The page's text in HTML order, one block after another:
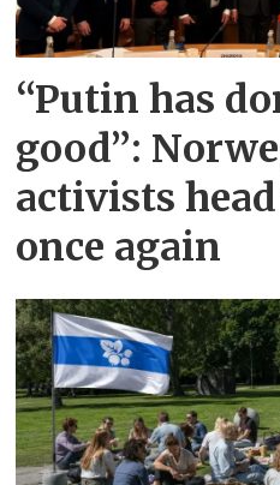
“Putin has
good”:
activists
once again